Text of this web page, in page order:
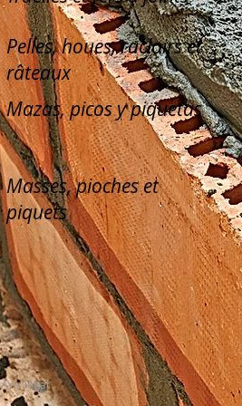
Pelles, houes, racloirs et
râteaux
Mazas, picos y piquetas
Masses, pioches et
piquets
Avis légal